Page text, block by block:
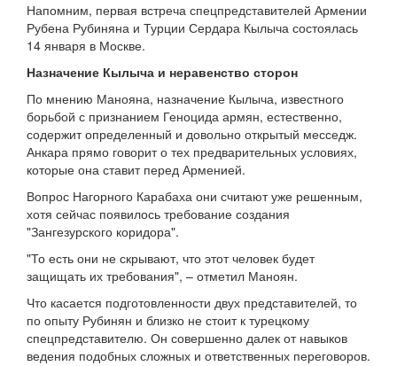
Напомним, первая встреча спецпредставителей Армении
Рубена Рубиняна и Турции Сердара Кылыча состоялась
14 января в Москве.
Назначение Кылыча и неравенство сторон
По мнению Манояна, назначение Кылыча, известного
борьбой с признанием Геноцида армян, естественно,
содержит определенный и довольно открытый месседж.
Анкара прямо говорит о тех предварительных условиях,
которые она ставит перед Арменией.
Вопрос Нагорного Карабаха они считают уже решенным,
хотя сейчас появилось требование создания
"Зангезурского коридора".
"То есть они не скрывают, что этот человек будет
защищать их требования", – отметил Маноян.
Что касается подготовленности двух представителей, то
по опыту Рубинян и близко не стоит к турецкому
спецпредставителю. Он совершенно далек от навыков
ведения подобных сложных и ответственных переговоров.